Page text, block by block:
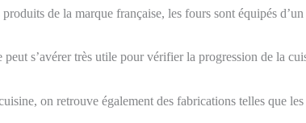
de la marque française, les fours sont équipés
peut s’avérer très utile pour vérifier la progression de la
on retrouve également des fabrications telles que